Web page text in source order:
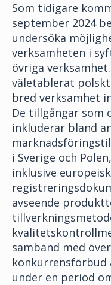
Som tidigare
september 2024
undersöka
verksamheten i
övriga
väletablerat
bred verksamhet
De tillgångar som
inkluderar bland
i Sverige och
inklusive
avseende
samband med
konkurrensförbud
under en period